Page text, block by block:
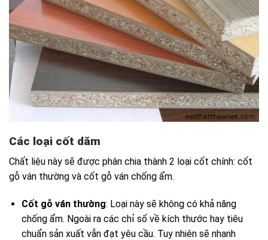
Các loại cốt dăm
Chất liệu này sẽ được phân chia thành 2 loại cốt chính: cốt
gỗ ván thường và cốt gỗ ván chống ẩm.
Cốt gỗ ván thường: Loại này sẽ không có khả năng
chống ẩm. Ngoài ra các chỉ số về kích thước hay tiêu
chuẩn sản xuất vẫn đạt yêu cầu. Tuy nhiên sẽ nhanh